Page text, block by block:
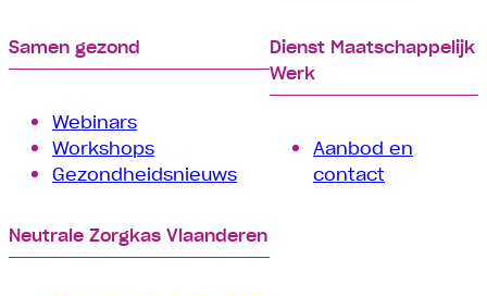
Samen gezond
Webinars
Workshops
Gezondheidsnieuws
Dienst Maatschappelijk
Werk
Aanbod en
contact
Neutrale Zorgkas Vlaanderen